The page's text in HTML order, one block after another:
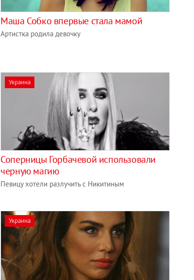
Маша Собко впервые стала мамой
Артистка родила девочку
Украина
Соперницы Горбачевой использовали
черную магию
Певицу хотели разлучить с Никитиным
Украина